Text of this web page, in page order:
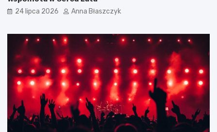
24 lipca 2026 Anna Błaszczyk